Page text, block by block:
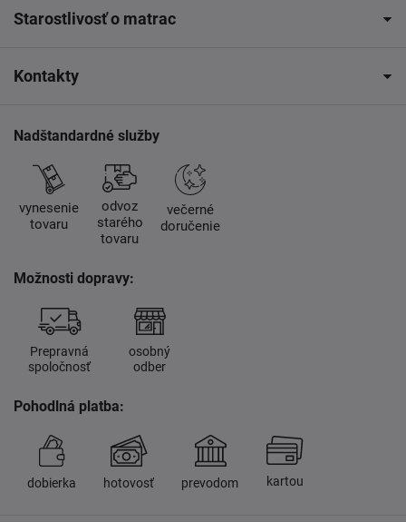
Starostlivosť o matrac
Kontakty
Nadštandardné služby
vynesenie
tovaru
odvoz
starého
tovaru
večerné
doručenie
Možnosti dopravy:
Prepravná
spoločnosť
osobný
odber
Pohodlná platba:
dobierka hotovosť prevodom kartou